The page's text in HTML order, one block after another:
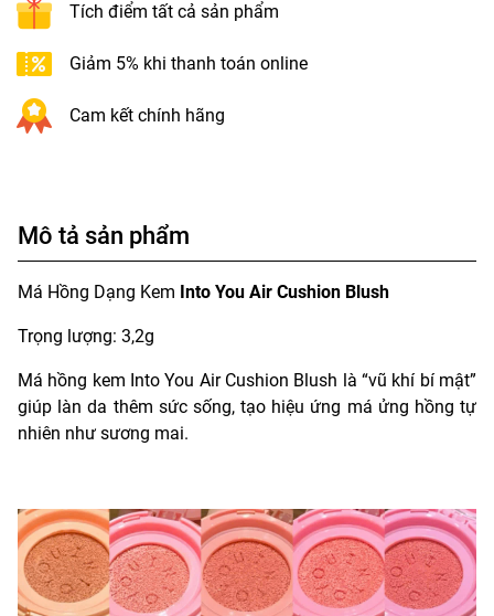
Tích điểm tất cả sản phẩm
Giảm 5% khi thanh toán online
Cam kết chính hãng
Mô tả sản phẩm
Má Hồng Dạng Kem Into You Air Cushion Blush
Trọng lượng: 3,2g
Má hồng kem Into You Air Cushion Blush là “vũ khí bí mật”
giúp làn da thêm sức sống, tạo hiệu ứng má ửng hồng tự
nhiên như sương mai.